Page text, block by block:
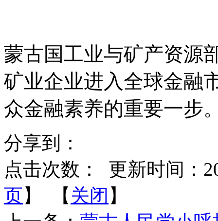
蒙古国工业与矿产资源
矿业企业进入全球金融
众金融素养的重要一步
分享到：
点击次数：
更新时间：
页】 【 关闭 】